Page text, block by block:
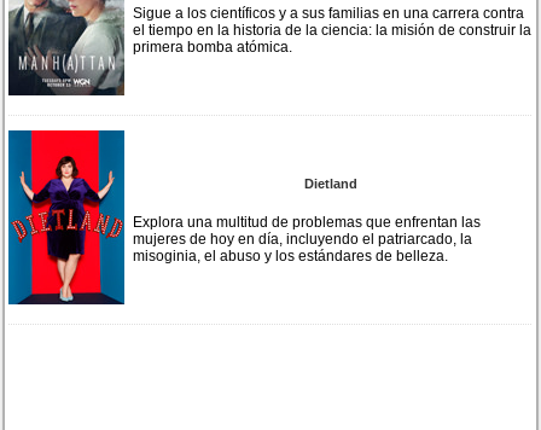
Sigue a los científicos y a sus familias en una carrera contra
el tiempo en la historia de la ciencia: la misión de construir la
primera bomba atómica.
Dietland
Explora una multitud de problemas que enfrentan las
mujeres de hoy en día, incluyendo el patriarcado, la
misoginia, el abuso y los estándares de belleza.